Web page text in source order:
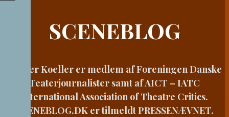
SCENEBLOG
Casper Koeller er medlem af Foreningen Danske
Teaterjournalister samt af AICT – IATC
International Association of Theatre Critics.
SCENEBLOG.DK er tilmeldt PRESSENÆVNET.